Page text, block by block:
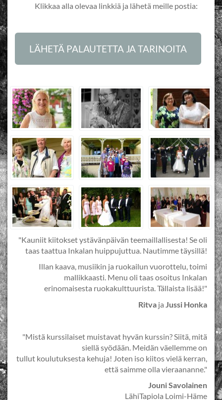
Klikkaa alla olevaa linkkiä ja lähetä meille postia:
LÄHETÄ PALAUTETTA JA TARINOITA
"Kauniit kiitokset ystävänpäivän teemaillallisesta! Se oli
taas taattua Inkalan huippujuttua. Nautimme täysillä!
Illan kaava, musiikin ja ruokailun vuorottelu, toimi
mallikkaasti. Menu oli taas osoitus Inkalan
erinomaisesta ruokakulttuurista. Tällaista lisää!"
Ritva ja Jussi Honka
"Mistä kurssilaiset muistavat hyvän kurssin? Siitä, mitä
siellä syödään. Meidän väellemme on
tullut koulutuksesta kehuja! Joten iso kiitos vielä kerran,
että saimme olla vieraananne."
Jouni Savolainen
LähiTapiola Loimi-Häme